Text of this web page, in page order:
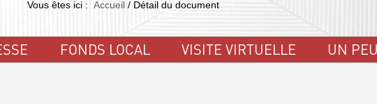
Vous êtes ici : Accueil / Détail du document
FONDS LOCAL VISITE VIRTUELLE UN